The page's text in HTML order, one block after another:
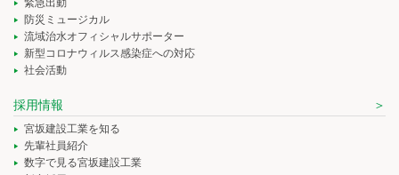
防災ミュージカル
流域治水オフィシャルサポーター
新型コロナウィルス感染症への対応
社会活動
採用情報
宮坂建設工業を知る
先輩社員紹介
数字で見る宮坂建設工業